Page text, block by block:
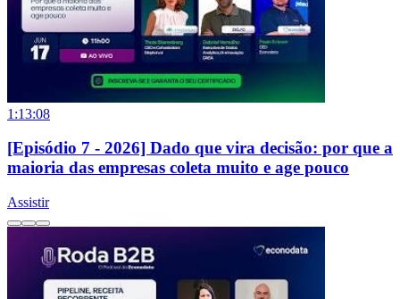
1:13:08
[Episódio 7 - 2026] Dado que vira decisão: por que a
maioria das empresas coleta muito e age pouco
Assistir